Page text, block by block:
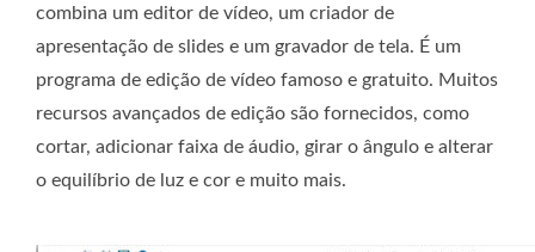
combina um editor de vídeo, um criador de
apresentação de slides e um gravador de tela. É um
programa de edição de vídeo famoso e gratuito. Muitos
recursos avançados de edição são fornecidos, como
cortar, adicionar faixa de áudio, girar o ângulo e alterar
o equilíbrio de luz e cor e muito mais.